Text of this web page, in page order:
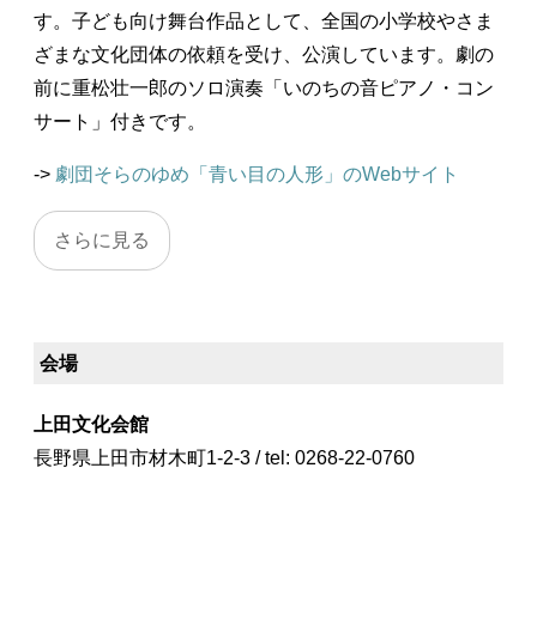
す。子ども向け舞台作品として、全国の小学校やさま
ざまな文化団体の依頼を受け、公演しています。劇の
前に重松壮一郎のソロ演奏「いのちの音ピアノ・コン
サート」付きです。
-> 劇団そらのゆめ「青い目の人形」のWebサイト
会場
上田文化会館
長野県上田市材木町1-2-3 / tel: 0268-22-0760